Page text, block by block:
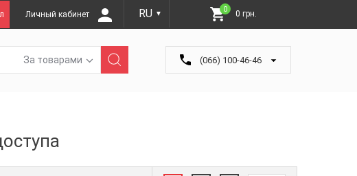
Личный кабинет RU ▼
0 0 грн.
За товарами (066) 100-46-46